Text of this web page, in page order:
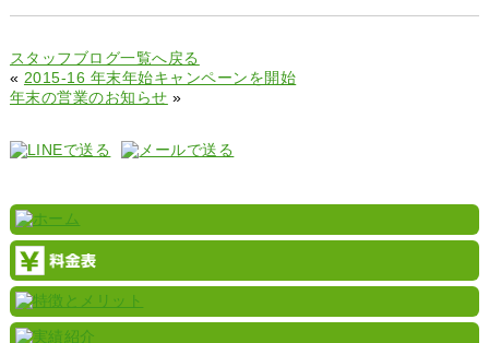
スタッフブログ一覧へ戻る
« 2015-16 年末年始キャンペーンを開始
年末の営業のお知らせ »